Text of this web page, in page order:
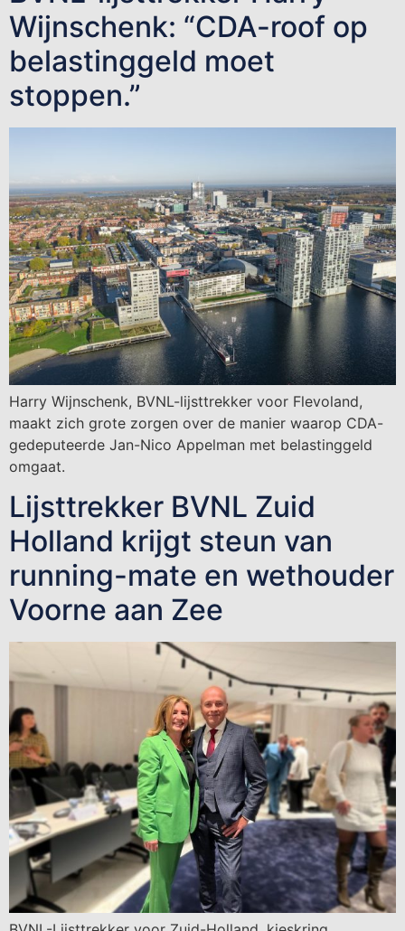
Wijnschenk: “CDA-roof op
belastinggeld moet
stoppen.”
Harry Wijnschenk, BVNL-lijsttrekker voor Flevoland,
maakt zich grote zorgen over de manier waarop CDA-
gedeputeerde Jan-Nico Appelman met belastinggeld
omgaat.
Lijsttrekker BVNL Zuid
Holland krijgt steun van
running-mate en wethouder
Voorne aan Zee